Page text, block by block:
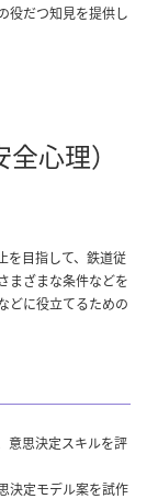
役だつ知見を提供し
心理）
を目指して、鉄道従
まざまな条件などを
どに役立てるための
意思決定スキルを評
決定モデル案を試作